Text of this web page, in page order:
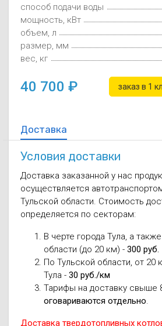
способ подачи воды
мощность, кВт
объем, л
размер, мм
вес, кг
40 700 заказ в 1
Доставка
Условия доставки
Доставка заказанной у нас
осуществляется
Тульской области. Стоимость
определяется по секторам:
В черте города Тула, а
области (до 20 км) - 300 руб.
По Тульской области, от 20
Тула - 30 руб./км
Тарифы на доставку свыше
оговариваются отдельно.
Доставка твердотопливных